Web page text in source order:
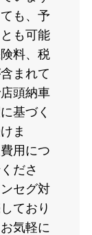
も、予
も可能
料、税
まれて
頭納車
基づく
ま
用につ
ださ
セグ対
ており
気軽に